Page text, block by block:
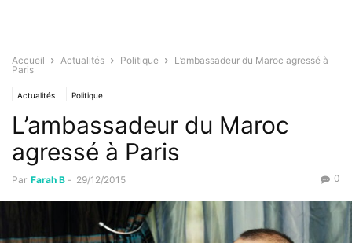
Accueil Actualités Politique
L’ambassadeur du Maroc agressé à
Paris
Actualités Politique
L’ambassadeur du Maroc
agressé à Paris
Par Farah B - 29/12/2015 0